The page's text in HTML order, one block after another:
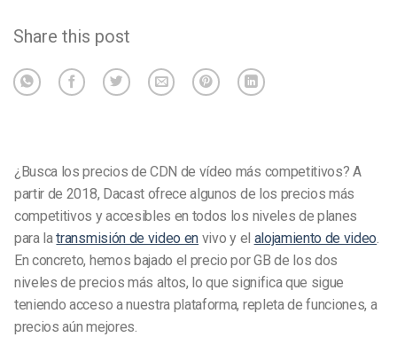
Share this post
¿Busca los precios de CDN de vídeo más competitivos? A
partir de 2018, Dacast ofrece algunos de los precios más
competitivos y accesibles en todos los niveles de planes
para latransmisión de video en vivo y el alojamiento de video
En concreto, hemos bajado el precio por GB de los dos
niveles de precios más altos, lo que significa que sigue
teniendo acceso a nuestra plataforma, repleta de funciones, a
precios aún mejores.